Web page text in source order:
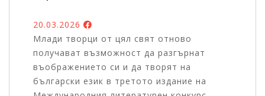
20.03.2026
Млади творци от цял свят отново
получават възможност да разгърнат
въображението си и да творят на
български език в третото издание на